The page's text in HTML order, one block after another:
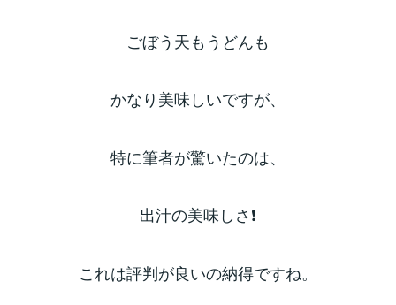
ごぼう天もうどんも
かなり美味しいですが、
特に筆者が驚いたのは、
出汁の美味しさ❗️
これは評判が良いの納得ですね。